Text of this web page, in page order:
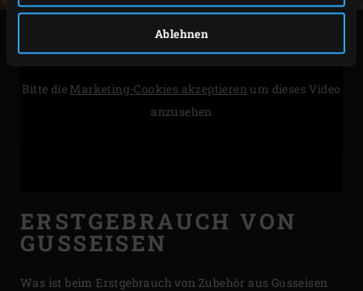
Ablehnen
Bitte die Marketing-Cookies akzeptieren um dieses Video
anzusehen
ERSTGEBRAUCH VON
GUSSEISEN
Was ist beim Erstgebrauch von Zubehör aus Gusseisen